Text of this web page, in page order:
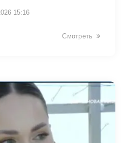
15:16
Смотреть